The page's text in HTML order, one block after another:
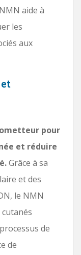
aide à
les
aux
pour
et réduire
Grâce à sa
et des
le NMN
de
de